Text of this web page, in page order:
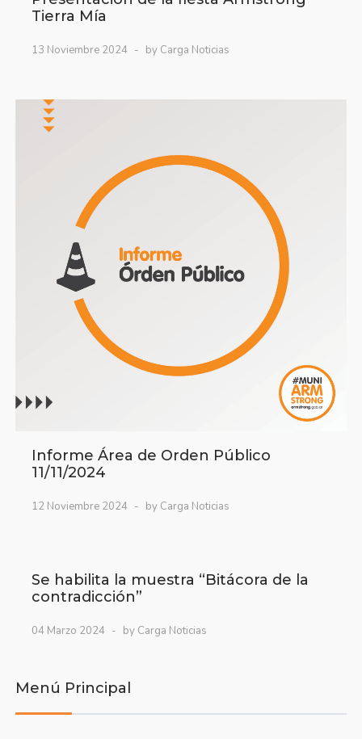
Tierra Mía
13 Noviembre 2024 by Carga Noticias
Informe Área de Orden Público
11/11/2024
12 Noviembre 2024 by Carga Noticias
Se habilita la muestra “Bitácora de la
contradicción”
04 Marzo 2024 by Carga Noticias
Menú Principal